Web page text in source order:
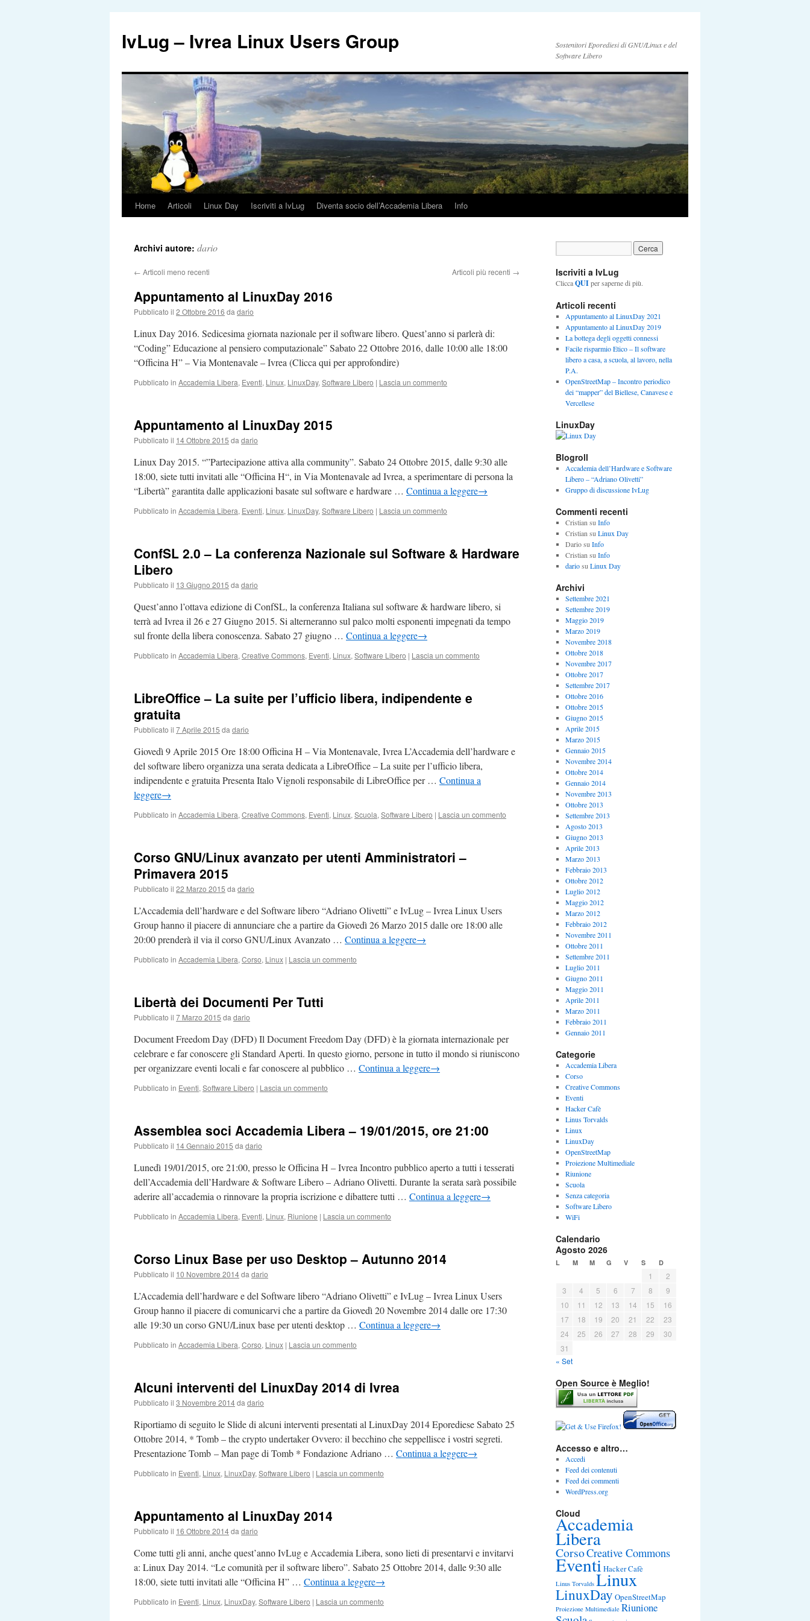
IvLug – Ivrea Linux Users Group
Sostenitori Eporediesi di GNU/Linux e del
Software Libero
Vai
contenuto
Home Articoli Linux Day Iscriviti a IvLug Diventa socio dell’Accademia Libera Info
Archivi autore: dario
← Articoli meno recenti Articoli più recenti →
Appuntamento al LinuxDay 2016
Pubblicato il 2 Ottobre 2016 da dario
Linux Day 2016. Sedicesima giornata nazionale per il software libero. Quest’anno si parlerà di:
“Coding” Educazione al pensiero computazionale” Sabato 22 Ottobre 2016, dalle 10:00 alle 18:00
“Officina H” – Via Montenavale – Ivrea (Clicca qui per approfondire)
Pubblicato in Accademia Libera, Eventi, Linux, LinuxDay, Software Libero | Lascia un commento
Appuntamento al LinuxDay 2015
Pubblicato il 14 Ottobre 2015 da dario
Linux Day 2015. “”Partecipazione attiva alla community”. Sabato 24 Ottobre 2015, dalle 9:30 alle
18:00, siete tutti invitati alle “Officina H“, in Via Montenavale ad Ivrea, a sperimentare di persona la
“Libertà” garantita dalle applicazioni basate sul software e hardware … Continua a leggere→
Pubblicato in Accademia Libera, Eventi, Linux, LinuxDay, Software Libero | Lascia un commento
ConfSL 2.0 – La conferenza Nazionale sul Software & Hardware
Libero
Pubblicato il 13 Giugno 2015 da dario
Quest’anno l’ottava edizione di ConfSL, la conferenza Italiana sul software & hardware libero, si
terrà ad Ivrea il 26 e 27 Giugno 2015. Si alterneranno sul palco molti esponenti impegnati da tempo
sul fronte della libera conoscenza. Sabato 27 giugno … Continua a leggere→
Pubblicato in Accademia Libera, Creative Commons, Eventi, Linux, Software Libero | Lascia un commento
LibreOffice – La suite per l’ufficio libera, indipendente e
gratuita
Pubblicato il 7 Aprile 2015 da dario
Giovedì 9 Aprile 2015 Ore 18:00 Officina H – Via Montenavale, Ivrea L’Accademia dell’hardware e
del software libero organizza una serata dedicata a LibreOffice – La suite per l’ufficio libera,
indipendente e gratuita Presenta Italo Vignoli responsabile di LibreOffice per … Continua a
leggere→
Pubblicato in Accademia Libera, Creative Commons, Eventi, Linux, Scuola, Software Libero | Lascia un commento
Corso GNU/Linux avanzato per utenti Amministratori –
Primavera 2015
Pubblicato il 22 Marzo 2015 da dario
L’Accademia dell’hardware e del Software libero “Adriano Olivetti” e IvLug – Ivrea Linux Users
Group hanno il piacere di annunciare che a partire da Giovedì 26 Marzo 2015 dalle ore 18:00 alle
20:00 prenderà il via il corso GNU/Linux Avanzato … Continua a leggere→
Pubblicato in Accademia Libera, Corso, Linux | Lascia un commento
Libertà dei Documenti Per Tutti
Pubblicato il 7 Marzo 2015 da dario
Document Freedom Day (DFD) Il Document Freedom Day (DFD) è la giornata internazionale per
celebrare e far conoscere gli Standard Aperti. In questo giorno, persone in tutto il mondo si riuniscono
per organizzare eventi locali e far conoscere al pubblico … Continua a leggere→
Pubblicato in Eventi, Software Libero | Lascia un commento
Assemblea soci Accademia Libera – 19/01/2015, ore 21:00
Pubblicato il 14 Gennaio 2015 da dario
Lunedì 19/01/2015, ore 21:00, presso le Officina H – Ivrea Incontro pubblico aperto a tutti i tesserati
dell’Accademia dell’Hardware & Software Libero – Adriano Olivetti. Durante la serata sarà possibile
aderire all’accademia o rinnovare la propria iscrizione e dibattere tutti … Continua a leggere→
Pubblicato in Accademia Libera, Eventi, Linux, Riunione | Lascia un commento
Corso Linux Base per uso Desktop – Autunno 2014
Pubblicato il 10 Novembre 2014da dario
L’Accademia dell’hardware e del Software libero “Adriano Olivetti” e IvLug – Ivrea Linux Users
Group hanno il piacere di comunicarvi che a partire da Giovedì 20 Novembre 2014 dalle ore 17:30
alle 19:30 un corso GNU/Linux base per utenti desktop … Continua a leggere→
Pubblicato in Accademia Libera, Corso, Linux | Lascia un commento
Alcuni interventi del LinuxDay 2014 di Ivrea
Pubblicato il 3 Novembre 2014da dario
Riportiamo di seguito le Slide di alcuni interventi presentati al LinuxDay 2014 Eporediese Sabato 25
Ottobre 2014, * Tomb – the crypto undertaker Ovvero: il becchino che seppellisce i vostri segreti.
Presentazione Tomb – Man page di Tomb * Fondazione Adriano … Continua a leggere→
Pubblicato in Eventi, Linux, LinuxDay, Software Libero | Lascia un commento
Appuntamento al LinuxDay 2014
Pubblicato il 16 Ottobre 2014da dario
Come tutti gli anni, anche quest’anno IvLug e Accademia Libera, sono lieti di presentarvi e invitarvi
a: Linux Day 2014. “Le comunità per il software libero”. Sabato 25 Ottobre 2014, dalle 9:30 alle
18:00, siete tutti invitati alle “Officina H” … Continua a leggere→
Pubblicato in Eventi, Linux, LinuxDay, Software Libero | Lascia un commento
Iscriviti a IvLug
CliccaQUIper saperne di più.
Articoli recenti
Appuntamento al LinuxDay 2021
Appuntamento al LinuxDay 2019
La bottega degli oggetti connessi
Facile risparmio Etico – Il software
libero a casa, a scuola, al lavoro, nella
P.A.
OpenStreetMap – Incontro periodico
dei “mapper” del Biellese, Canavese e
Vercellese
LinuxDay
Blogroll
Accademia dell’Hardware e Software
Libero – “Adriano Olivetti”
Gruppo di discussione IvLug
Commenti recenti
Cristian su Info
Cristian su Linux Day
Dariosu Info
Cristian su Info
dariosu Linux Day
Archivi
Settembre 2021
Settembre 2019
Maggio 2019
Marzo 2019
Novembre 2018
Ottobre 2018
Novembre 2017
Ottobre 2017
Settembre 2017
Ottobre 2016
Ottobre 2015
Giugno 2015
Aprile 2015
Marzo 2015
Gennaio 2015
Novembre 2014
Ottobre 2014
Gennaio 2014
Novembre 2013
Ottobre 2013
Settembre 2013
Agosto 2013
Giugno 2013
Aprile 2013
Marzo 2013
Febbraio 2013
Ottobre 2012
Luglio 2012
Maggio 2012
Marzo 2012
Febbraio 2012
Novembre 2011
Ottobre 2011
Settembre 2011
Luglio 2011
Giugno 2011
Maggio 2011
Aprile 2011
Marzo 2011
Febbraio 2011
Gennaio 2011
Categorie
Accademia Libera
Corso
Creative Commons
Eventi
Hacker Cafè
Linus Torvalds
Linux
LinuxDay
OpenStreetMap
Proiezione Multimediale
Riunione
Scuola
Senza categoria
Software Libero
WiFi
Calendario
Agosto 2026
L M M G V S D
1
2
3
4 5 6 7 8
9
10
11 12 13 14 15
16
17
18 19 20 21 22
23
24
25 26 27 28 29
30
31
« Set
Open Source è Meglio!
Accesso e altro…
Accedi
Feed dei contenuti
Feed dei commenti
WordPress.org
Cloud
Accademia
Libera
CorsoCreative Commons
EventiHacker Cafè
Linus Torvalds Linux
LinuxDay OpenStreetMap
Proiezione Multimediale Riunione